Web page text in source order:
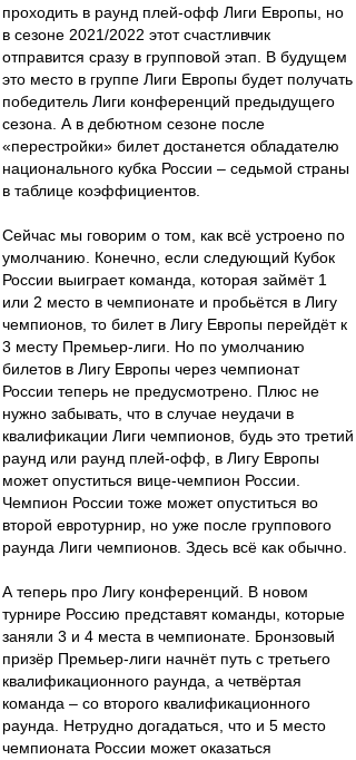
проходить в раунд плей-офф Лиги Европы, но
в сезоне 2021/2022 этот счастливчик
отправится сразу в групповой этап. В будущем
это место в группе Лиги Европы будет получать
победитель Лиги конференций предыдущего
сезона. А в дебютном сезоне после
«перестройки» билет достанется обладателю
национального кубка России – седьмой страны
в таблице коэффициентов.
Сейчас мы говорим о том, как всё устроено по
умолчанию. Конечно, если следующий Кубок
России выиграет команда, которая займёт 1
или 2 место в чемпионате и пробьётся в Лигу
чемпионов, то билет в Лигу Европы перейдёт к
3 месту Премьер-лиги. Но по умолчанию
билетов в Лигу Европы через чемпионат
России теперь не предусмотрено. Плюс не
нужно забывать, что в случае неудачи в
квалификации Лиги чемпионов, будь это третий
раунд или раунд плей-офф, в Лигу Европы
может опуститься вице-чемпион России.
Чемпион России тоже может опуститься во
второй евротурнир, но уже после группового
раунда Лиги чемпионов. Здесь всё как обычно.
А теперь про Лигу конференций. В новом
турнире Россию представят команды, которые
заняли 3 и 4 места в чемпионате. Бронзовый
призёр Премьер-лиги начнёт путь с третьего
квалификационного раунда, а четвёртая
команда – со второго квалификационного
раунда. Нетрудно догадаться, что и 5 место
чемпионата России может оказаться